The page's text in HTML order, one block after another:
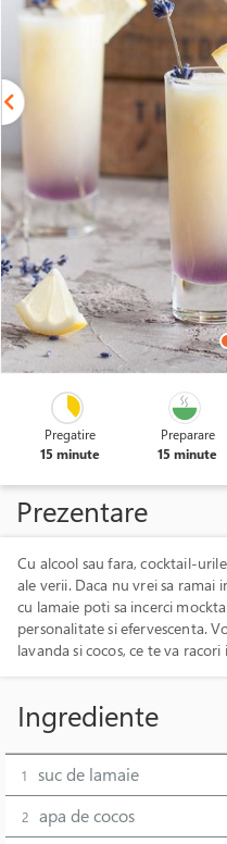
Pregatire
15 minute
Preparare
15 minute
Prezentare
Cu alcool sau fara, cocktail-
ale verii. Daca nu vrei sa ramai
cu lamaie poti sa incerci
personalitate si efervescenta.
lavanda si cocos, ce te va
Ingrediente
1 suc de lamaie
2 apa de cocos